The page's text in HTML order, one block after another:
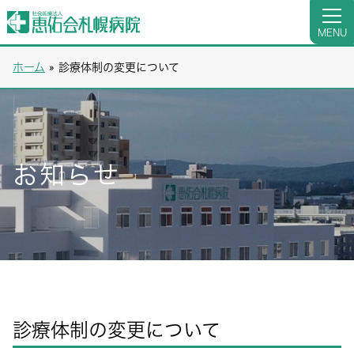
MENU
ホーム » 診療体制の変更について
お知らせ
診療体制の変更について